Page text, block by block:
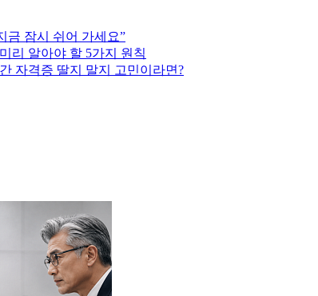
금 잠시 쉬어 가세요”
리 알아야 할 5가지 원칙
자격증 딸지 말지 고민이라면?